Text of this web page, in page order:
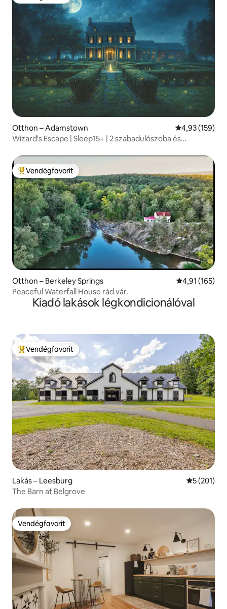
Otthon – Adamstown Átlagos
4,93 (159)
Wizard's Escape | Sleep15+ | 2 szabadulószoba és
Kiemelt vendégfavorit
Vendégfavorit
Otthon – Berkeley Springs Átlagos
4,91 (165)
Peaceful Waterfall House rád vár.
Kiadó lakások légkondicionálóval
Kiemelt vendégfavorit
Vendégfavorit
Lakás – Leesburg Átlagos
5 (201)
The Barn at Belgrove
Vendégfavorit
Vendégfavorit